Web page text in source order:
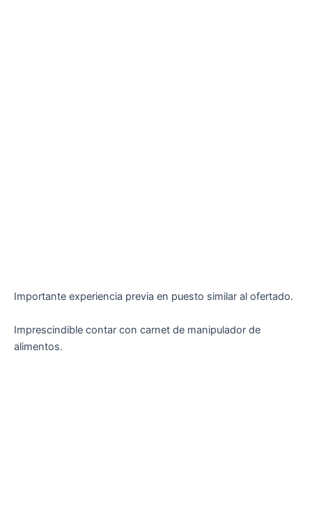
Importante experiencia previa en puesto similar al ofertado.
Imprescindible contar con carnet de manipulador de
alimentos.